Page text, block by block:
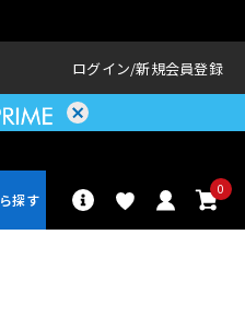
ログイン 新規会員登録
0